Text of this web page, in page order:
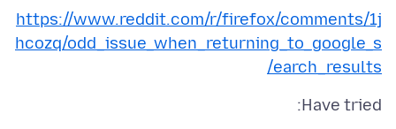
https://www.reddit.com/r/firefox/comments/1j
hcozq/odd_issue_when_returning_to_google_s
earch_results/
Have tried: